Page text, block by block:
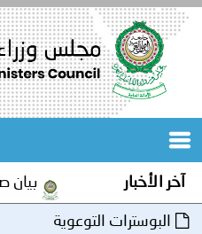
الرئيسية
آخر الأخبار بيان صادر
البوسترات التوعوية